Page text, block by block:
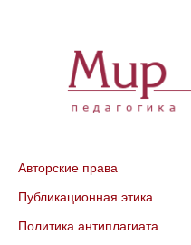
Авторские права
Публикационная этика
Политика антиплагиата